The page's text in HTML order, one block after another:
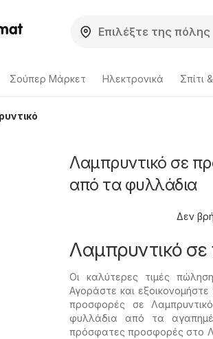
Σούπερ Μάρκετ Hλεκτρονικά Σπίτι
Λαμπρυντικό σε
από τα φυλλάδια
Δεν
Λαμπρυντικό
Οι καλύτερες τιμές
Αγοράστε και
προσφορές σε
φυλλάδια από τα
πρόσφατες προσφορές στο